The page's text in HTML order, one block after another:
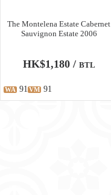
The Montelena Estate Cabernet
Sauvignon Estate 2006
HK$1,180 / BTL
WA 91 VM 91